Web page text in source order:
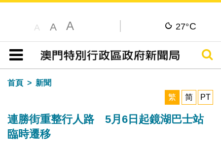
A A A 27°C
目錄
搜尋
首頁
新聞
繁
简 PT
連勝街重整行人路 5月6日起鏡湖巴士站
臨時遷移